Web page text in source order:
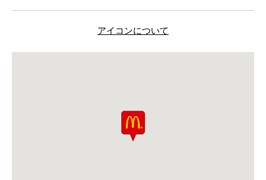
アイコンについて